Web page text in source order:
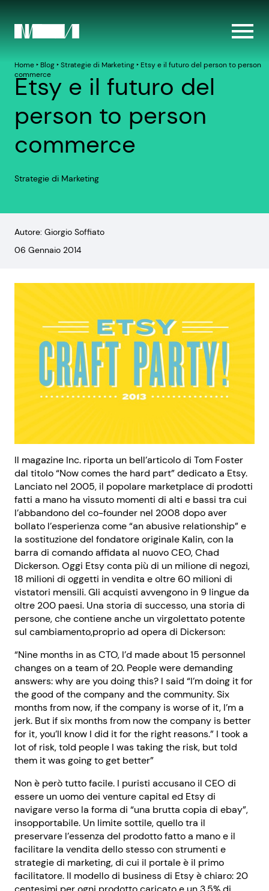
Home‣ Blog‣Strategie di Marketing‣ Etsy e il futuro del person to person
commerce
Etsy e il futuro del
person to person
commerce
Strategie di Marketing
Autore: Giorgio Soffiato
06 Gennaio 2014
Il magazine Inc. riporta un bell’articolo di Tom Foster
dal titolo “Now comes the hard part” dedicato a Etsy.
Lanciato nel 2005, il popolare marketplace di prodotti
fatti a mano ha vissuto momenti di alti e bassi tra cui
l’abbandono del co-founder nel 2008 dopo aver
bollato l’esperienza come “an abusive relationship” e
la sostituzione del fondatore originale Kalin, con la
barra di comando affidata al nuovo CEO, Chad
Dickerson. Oggi Etsy conta più di un milione di negozi,
18 milioni di oggetti in vendita e oltre 60 milioni di
vistatori mensili. Gli acquisti avvengono in 9 lingue da
oltre 200 paesi. Una storia di successo, una storia di
persone, che contiene anche un virgolettato potente
sul cambiamento,proprio ad opera di Dickerson:
“Nine months in as CTO, I’d made about 15 personnel
changes on a team of 20. People were demanding
answers: why are you doing this? I said “I’m doing it for
the good of the company and the community. Six
months from now, if the company is worse of it, I’m a
jerk. But if six months from now the company is better
for it, you’ll know I did it for the right reasons.” I took a
lot of risk, told people I was taking the risk, but told
them it was going to get better”
Non è però tutto facile. I puristi accusano il CEO di
essere un uomo dei venture capital ed Etsy di
navigare verso la forma di “una brutta copia di ebay”,
insopportabile. Un limite sottile, quello tra il
preservare l’essenza del prodotto fatto a mano e il
facilitare la vendita dello stesso con strumenti e
strategie di marketing, di cui il portale è il primo
facilitatore. Il modello di business di Etsy è chiaro: 20